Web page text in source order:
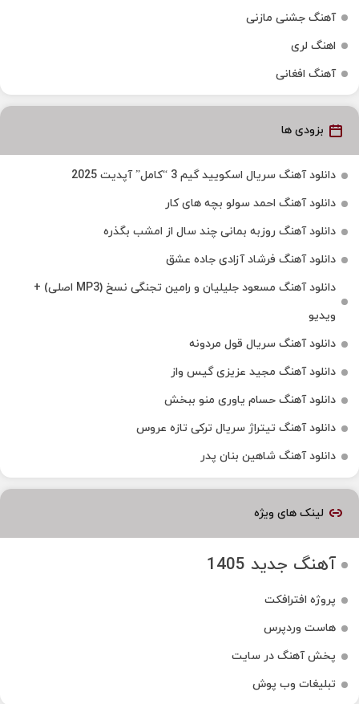
آهنگ جشنی مازنی
اهنگ لری
آهنگ افغانی
بزودی ها
دانلود آهنگ سریال اسکویید گیم 3 “کامل” آپدیت 2025
دانلود آهنگ احمد سولو بچه های کار
دانلود آهنگ روزبه بمانی چند سال از امشب بگذره
دانلود آهنگ فرشاد آزادی جاده عشق
دانلود آهنگ مسعود جلیلیان و رامین تجنگی نسخ (MP3 اصلی) +
ویدیو
دانلود آهنگ سریال قول مردونه
دانلود آهنگ مجید عزیزی گیس واز
دانلود آهنگ حسام یاوری منو ببخش
دانلود آهنگ تیتراژ سریال ترکی تازه عروس
دانلود آهنگ شاهین بنان پدر
لینک های ویژه
آهنگ جدید 1405
پروژه افترافکت
هاست وردپرس
پخش آهنگ در سایت
تبلیغات وب پوش